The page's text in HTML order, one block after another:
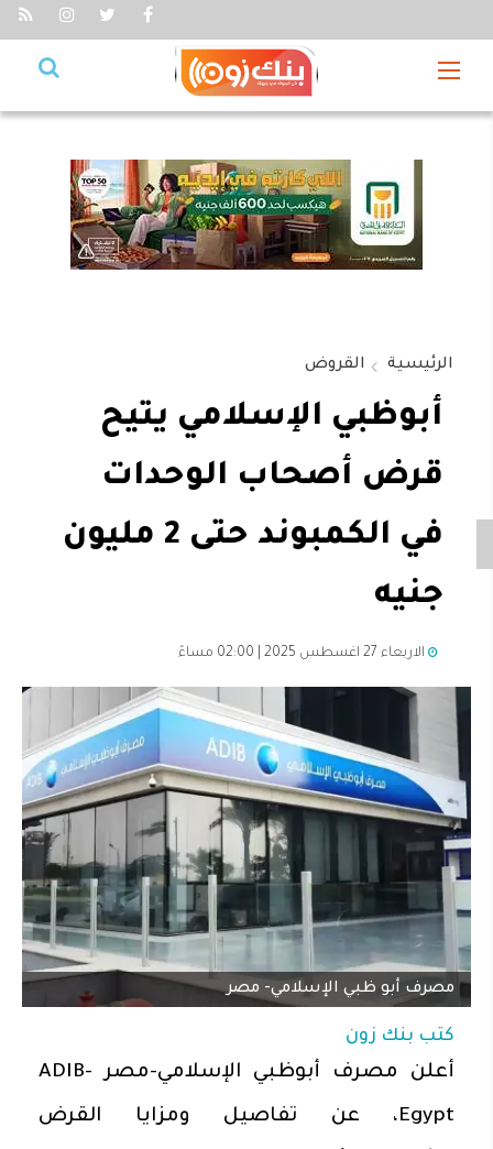
الرئيسية القروض
أبوظبي الإسلامي يتيح
قرض أصحاب الوحدات
في الكمبوند حتى 2 مليون
جنيه
الاربعاء 27 اغسطس 2025 | 02:00 مساءً
مصرف أبو ظبي الإسلامي- مصر
كتب بنك زون
أعلن مصرف أبوظبي الإسلامي-مصر ADIB-
Egypt، عن تفاصيل ومزايا القرض